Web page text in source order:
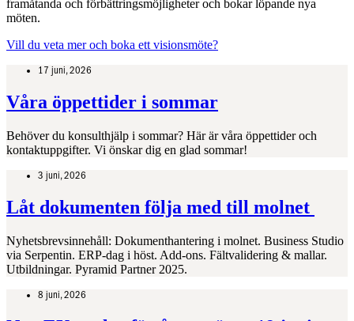
framåtanda och förbättringsmöjligheter och bokar löpande nya
möten.
Vill du veta mer och boka ett visionsmöte?
17 juni, 2026
Våra öppettider i sommar
Behöver du konsulthjälp i sommar? Här är våra öppettider och
kontaktuppgifter. Vi önskar dig en glad sommar!
3 juni, 2026
Låt dokumenten följa med till molnet
Nyhetsbrevsinnehåll: Dokumenthantering i molnet. Business Studio
via Serpentin. ERP-dag i höst. Add-ons. Fältvalidering & mallar.
Utbildningar. Pyramid Partner 2025.
8 juni, 2026